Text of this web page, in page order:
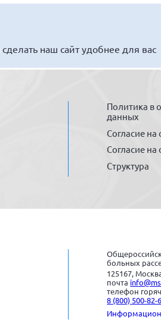
наш сайт удобнее для вас
Политика в
данных
Согласие
Согласие
Структура
больных
125167,
почта
телефон
8 (800) 500-82-